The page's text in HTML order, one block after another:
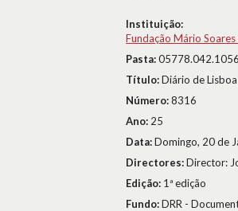
Instituição:
Fundação Mário
Pasta:
Título:Diário de Lisboa
Número:8316
Ano: 25
Data:Domingo, 20 de
Directores:Director:
Edição: 1ª edição
Fundo:DRR -